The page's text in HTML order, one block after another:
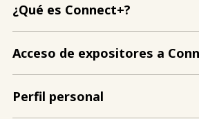
¿Qué es Connect+?
Acceso de expositores a
Perfil personal